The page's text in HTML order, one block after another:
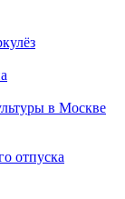
в Москве
отпуска